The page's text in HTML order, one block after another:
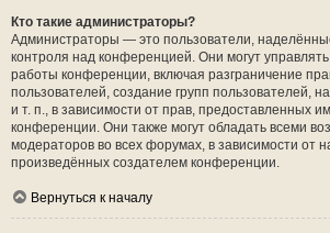
Кто такие администраторы?
Администраторы — это пользователи,
контроля над конференцией. Они могут
работы конференции, включая разграничение
пользователей, создание групп пользователей,
и т. п., в зависимости от прав, предоставленных
конференции. Они также могут обладать всеми
модераторов во всех форумах, в зависимости от
произведённых создателем конференции.
Вернуться к началу